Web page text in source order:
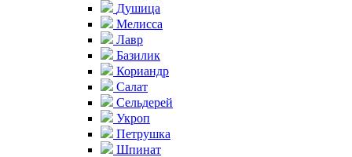
Душица
Мелисса
Лавр
Базилик
Кориандр
Салат
Сельдерей
Укроп
Петрушка
Шпинат